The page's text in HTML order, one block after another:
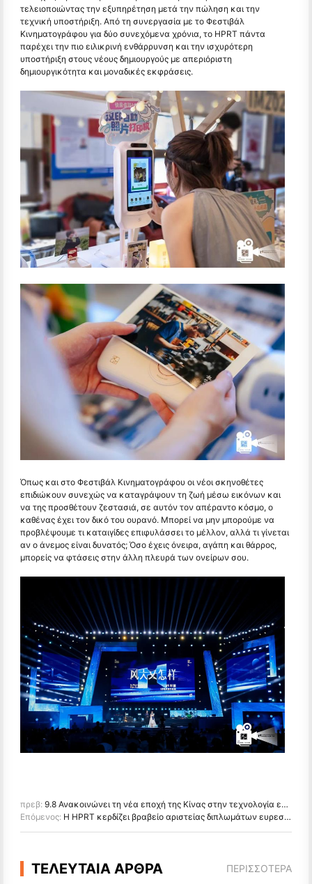
τελειοποιώντας την εξυπηρέτηση μετά την πώληση και την
τεχνική υποστήριξη. Από τη συνεργασία με το Φεστιβάλ
Κινηματογράφου για δύο συνεχόμενα χρόνια, το HPRT πάντα
παρέχει την πιο ειλικρινή ενθάρρυνση και την ισχυρότερη
υποστήριξη στους νέους δημιουργούς με απεριόριστη
δημιουργικότητα και μοναδικές εκφράσεις.
Όπως και στο Φεστιβάλ Κινηματογράφου οι νέοι σκηνοθέτες
επιδιώκουν συνεχώς να καταγράψουν τη ζωή μέσω εικόνων και
να της προσθέτουν ζεστασιά, σε αυτόν τον απέραντο κόσμο, ο
καθένας έχει τον δικό του ουρανό. Μπορεί να μην μπορούμε να
προβλέψουμε τι καταιγίδες επιφυλάσσει το μέλλον, αλλά τι γίνεται
αν ο άνεμος είναι δυνατός; Όσο έχεις όνειρα, αγάπη και θάρρος,
μπορείς να φτάσεις στην άλλη πλευρά των ονείρων σου.
πρεβ: 9.8 Ανακοινώνει τη νέα εποχή της Κίνας στην τεχνολογία εκτύπωσης στον κόσμο!
Επόμενος: Η HPRT κερδίζει βραβείο αριστείας διπλωμάτων ευρεσιτεχνίας της Κίνας, συμμετέχει στο CIPF 2023
ΤΕΛΕΥΤΑΙΑ ΑΡΘΡΑ ΠΕΡΙΣΣΌΤΕΡΑ